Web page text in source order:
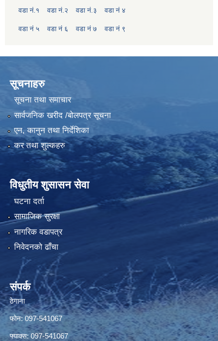
वडा नं.१ वडा नं.२ वडा नं.३ वडा नं ४
वडा नं ५ वडा नं ६ वडा नं ७ वडा नं ९
सूचनाहरु
सूचना तथा समाचार
सार्वजनिक खरीद /बोलपत्र सूचना
एन, कानुन तथा निर्देशिका
कर तथा शुल्कहरु
विधुतीय शुसासन सेवा
घटना दर्ता
सामाजिक सुरक्षा
नागरिक वडापत्र
निवेदनको ढाँचा
संपर्क
ठेगाना
फोन: 097-541067
फ्याक्स: 097-541067